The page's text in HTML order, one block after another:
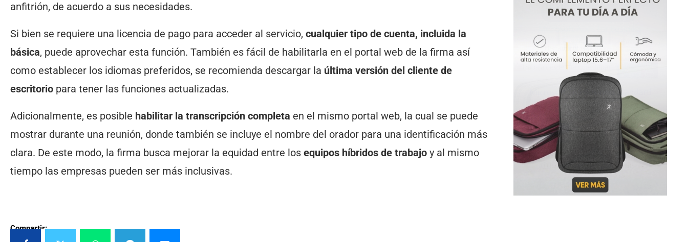
anfitrión, de acuerdo a sus necesidades.
Si bien se requiere una licencia de pago para acceder al servicio, cualquier tipo de cuenta, incluida la
básica, puede aprovechar esta función. También es fácil de habilitarla en el portal web de la firma así
como establecer los idiomas preferidos, se recomienda descargar la última versión del cliente de
escritorio para tener las funciones actualizadas.
Adicionalmente, es posible habilitar la transcripción completa en el mismo portal web, la cual se puede
mostrar durante una reunión, donde también se incluye el nombre del orador para una identificación más
clara. De este modo, la firma busca mejorar la equidad entre los equipos híbridos de trabajo y al mismo
tiempo las empresas pueden ser más inclusivas.
Compartir: